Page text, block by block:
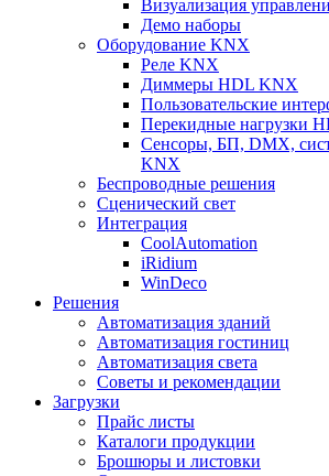
Визуализация
Демо наборы
Оборудование KNX
Реле KNX
Диммеры HDL KNX
Пользовательские
Перекидные нагрузки
Сенсоры, БП, DMX,
KNX
Беспроводные решения
Сценический свет
Интеграция
CoolAutomation
iRidium
WinDeco
Решения
Автоматизация зданий
Автоматизация гостиниц
Автоматизация света
Советы и рекомендации
Загрузки
Прайс листы
Каталоги продукции
Брошюры и листовки